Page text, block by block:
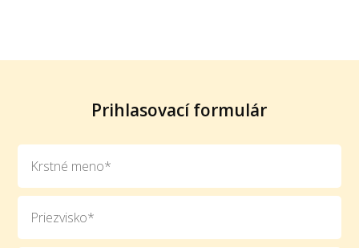
Prihlasovací formulár